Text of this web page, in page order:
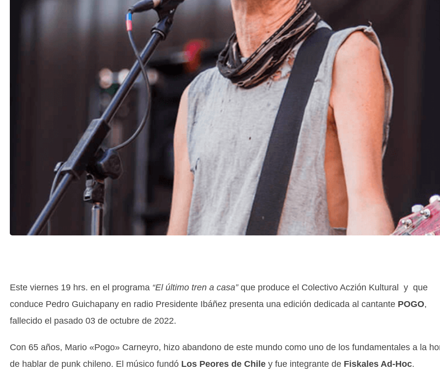
Este viernes 19 hrs. en el programa “El último tren a casa”que produce el Colectivo Aczión Kultural y que
conduce Pedro Guichapany en radio Presidente Ibáñez presenta una edición dedicada al cantante POGO,
fallecido el pasado 03 de octubre de 2022.
Con 65 años, Mario «Pogo» Carneyro, hizo abandono de este mundo como uno de los fundamentales a la
de hablar de punk chileno. El músico fundó Los Peores de Chile y fue integrante de Fiskales Ad-Hoc.